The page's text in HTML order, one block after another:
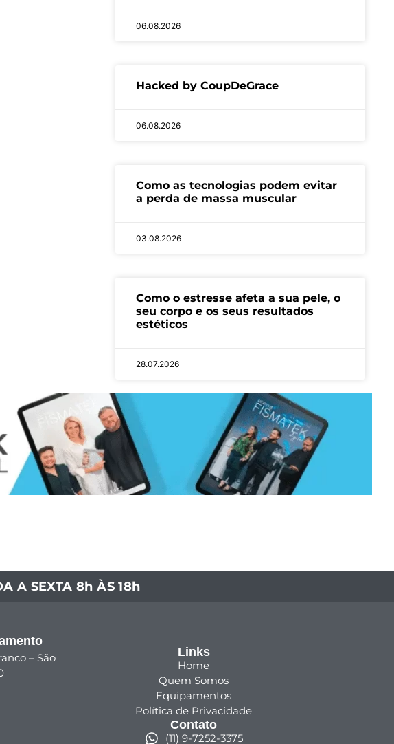
06.08.2026
Hacked by CoupDeGrace
06.08.2026
Como as tecnologias podem evitar
a perda de massa muscular
03.08.2026
Como o estresse afeta a sua pele, o
seu corpo e os seus resultados
estéticos
28.07.2026
A SEXTA 8h ÀS 18h
– São
Links
Home
Quem Somos
Equipamentos
Política de Privacidade
Contato
(11) 9-7252-3375